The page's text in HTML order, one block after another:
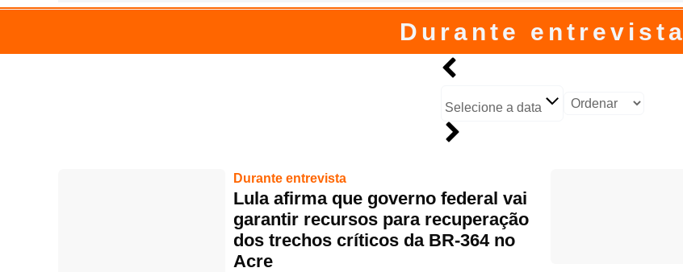
Durante entrevista
Selecione a data
Durante entrevista
Lula afirma que governo federal vai
garantir recursos para recuperação
dos trechos críticos da BR-364 no
Acre